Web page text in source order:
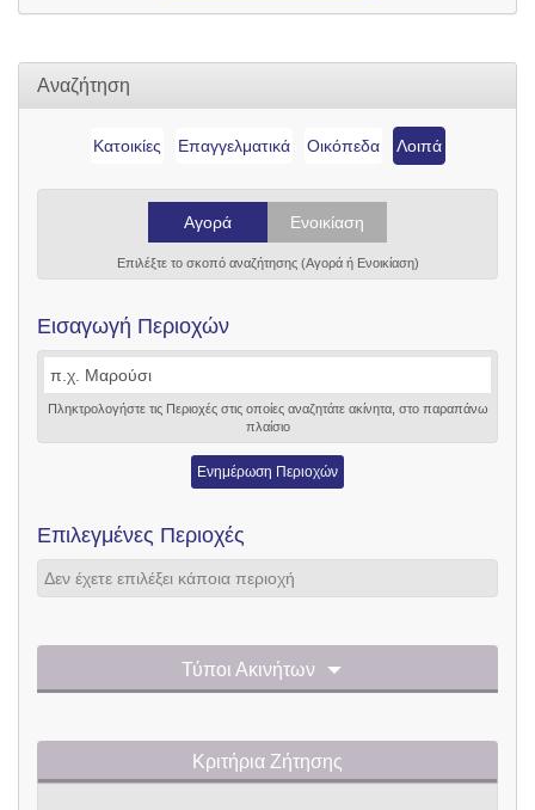
Αναζήτηση
Κατοικίες Επαγγελματικά Οικόπεδα Λοιπά
Αγορά Ενοικίαση
Επιλέξτε το σκοπό αναζήτησης (Αγορά ή Ενοικίαση)
Εισαγωγή Περιοχών
Πληκτρολογήστε τις Περιοχές στις οποίες αναζητάτε ακίνητα, στο παραπάνω
πλαίσιο
Ενημέρωση Περιοχών
Επιλεγμένες Περιοχές
Δεν έχετε επιλέξει κάποια περιοχή
Τύποι Ακινήτων
Κριτήρια Ζήτησης